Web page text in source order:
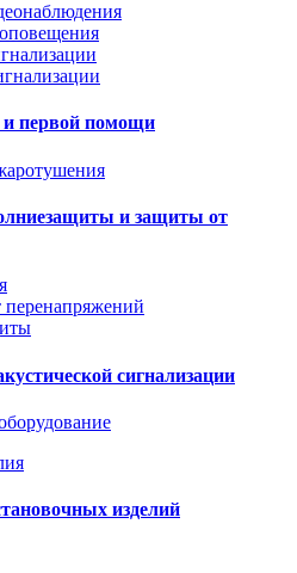
первой помощи
и защиты от
перенапряжений
сигнализации
изделий